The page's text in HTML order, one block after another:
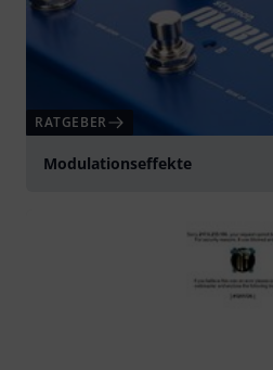
RATGEBER
Modulationseffekte